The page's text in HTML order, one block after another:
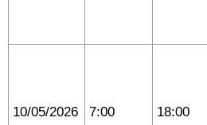
10/05/2026 7:00 18:00